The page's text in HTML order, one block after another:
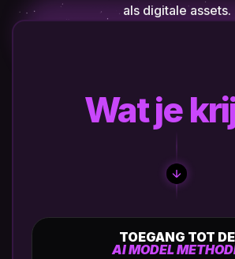
als digitale assets.
Wat je
TOEGANG TOT DE
AI MODEL